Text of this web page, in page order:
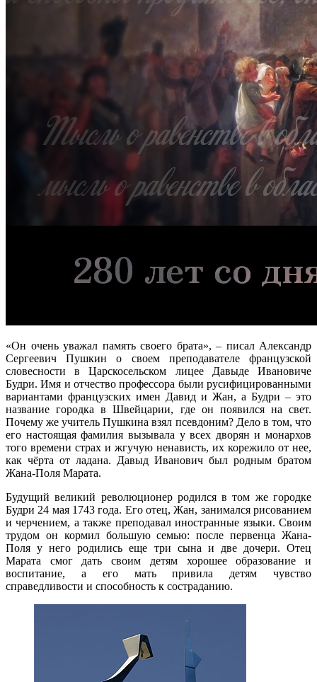
«Он очень уважал память своего брата», – писал Александр
Сергеевич Пушкин о своем преподавателе французской
словесности в Царскосельском лицее Давыде Ивановиче
Будри. Имя и отчество профессора были русифицированными
вариантами французских имен Давид и Жан, а Будри – это
название городка в Швейцарии, где он появился на свет.
Почему же учитель Пушкина взял псевдоним? Дело в том, что
его настоящая фамилия вызывала у всех дворян и монархов
того времени страх и жгучую ненависть, их корежило от нее,
как чёрта от ладана. Давыд Иванович был родным братом
Жана-Поля Марата.
Будущий великий революционер родился в том же городке
Будри 24 мая 1743 года. Его отец, Жан, занимался рисованием
и черчением, а также преподавал иностранные языки. Своим
трудом он кормил большую семью: после первенца Жана-
Поля у него родились еще три сына и две дочери. Отец
Марата смог дать своим детям хорошее образование и
воспитание, а его мать привила детям чувство
справедливости и способность к состраданию.